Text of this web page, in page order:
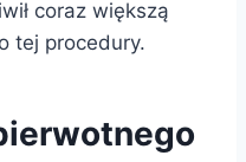
coraz większą
tej procedury.